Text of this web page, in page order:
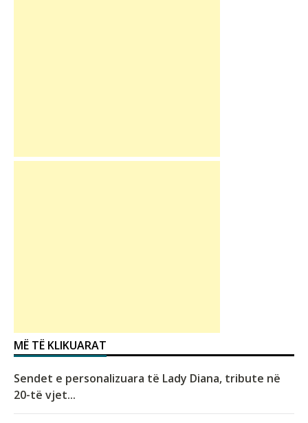
MË TË KLIKUARAT
Sendet e personalizuara të Lady Diana, tribute në
20-të vjet...